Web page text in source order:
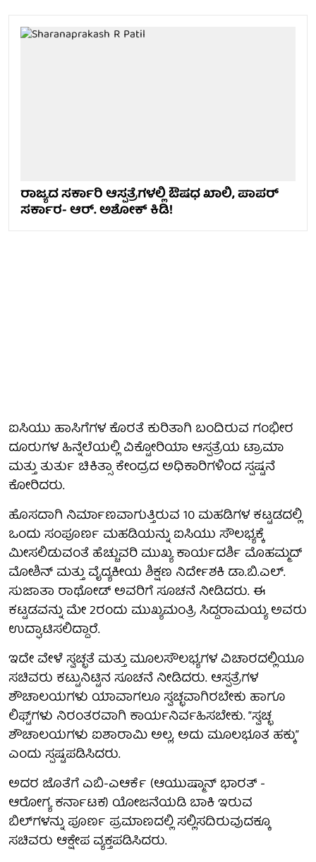
ರಾಜ್ಯದ ಸರ್ಕಾರಿ ಆಸ್ಪತ್ರೆಗಳಲ್ಲಿ ಔಷಧ ಖಾಲಿ, ಪಾಪರ್
ಸರ್ಕಾರ- ಆರ್. ಅಶೋಕ್ ಕಿಡಿ!
ಐಸಿಯು ಹಾಸಿಗೆಗಳ ಕೊರತೆ ಕುರಿತಾಗಿ ಬಂದಿರುವ ಗಂಭೀರ
ದೂರುಗಳ ಹಿನ್ನೆಲೆಯಲ್ಲಿ ವಿಕ್ಟೋರಿಯಾ ಆಸ್ಪತ್ರೆಯ ಟ್ರಾಮಾ
ಮತ್ತು ತುರ್ತು ಚಿಕಿತ್ಸಾ ಕೇಂದ್ರದ ಅಧಿಕಾರಿಗಳಿಂದ ಸ್ಪಷ್ಟನೆ
ಕೋರಿದರು.
ಹೊಸದಾಗಿ ನಿರ್ಮಾಣವಾಗುತ್ತಿರುವ 10 ಮಹಡಿಗಳ ಕಟ್ಟಡದಲ್ಲಿ
ಒಂದು ಸಂಪೂರ್ಣ ಮಹಡಿಯನ್ನು ಐಸಿಯು ಸೌಲಭ್ಯಕ್ಕೆ
ಮೀಸಲಿಡುವಂತೆ ಹೆಚ್ಚುವರಿ ಮುಖ್ಯ ಕಾರ್ಯದರ್ಶಿ ಮೊಹಮ್ಮದ್
ಮೋಶಿನ್ ಮತ್ತು ವೈದ್ಯಕೀಯ ಶಿಕ್ಷಣ ನಿರ್ದೇಶಕಿ ಡಾ.ಬಿ.ಎಲ್.
ಸುಜಾತಾ ರಾಥೋಡ್ ಅವರಿಗೆ ಸೂಚನೆ ನೀಡಿದರು. ಈ
ಕಟ್ಟಡವನ್ನು ಮೇ 2ರಂದು ಮುಖ್ಯಮಂತ್ರಿ ಸಿದ್ದರಾಮಯ್ಯ ಅವರು
ಉದ್ಘಾಟಿಸಲಿದ್ದಾರೆ.
ಇದೇ ವೇಳೆ ಸ್ವಚ್ಛತೆ ಮತ್ತು ಮೂಲಸೌಲಭ್ಯಗಳ ವಿಚಾರದಲ್ಲಿಯೂ
ಸಚಿವರು ಕಟ್ಟುನಿಟ್ಟಿನ ಸೂಚನೆ ನೀಡಿದರು. ಆಸ್ಪತ್ರೆಗಳ
ಶೌಚಾಲಯಗಳು ಯಾವಾಗಲೂ ಸ್ವಚ್ಛವಾಗಿರಬೇಕು ಹಾಗೂ
ಲಿಫ್ಟ್‌ಗಳು ನಿರಂತರವಾಗಿ ಕಾರ್ಯನಿರ್ವಹಿಸಬೇಕು. “ಸ್ವಚ್ಛ
ಶೌಚಾಲಯಗಳು ಐಶಾರಾಮಿ ಅಲ್ಲ, ಅದು ಮೂಲಭೂತ ಹಕ್ಕು”
ಎಂದು ಸ್ಪಷ್ಟಪಡಿಸಿದರು.
ಅದರ ಜೊತೆಗೆ ಎಬಿ-ಎಆರ್ಕೆ (ಆಯುಷ್ಮಾನ್ ಭಾರತ್ -
ಆರೋಗ್ಯ ಕರ್ನಾಟಕ) ಯೋಜನೆಯಡಿ ಬಾಕಿ ಇರುವ
ಬಿಲ್‌ಗಳನ್ನು ಪೂರ್ಣ ಪ್ರಮಾಣದಲ್ಲಿ ಸಲ್ಲಿಸದಿರುವುದಕ್ಕೂ
ಸಚಿವರು ಆಕ್ಷೇಪ ವ್ಯಕ್ತಪಡಿಸಿದರು.